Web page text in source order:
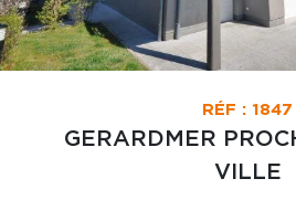
RÉF : 1847
GERARDMER
VILLE